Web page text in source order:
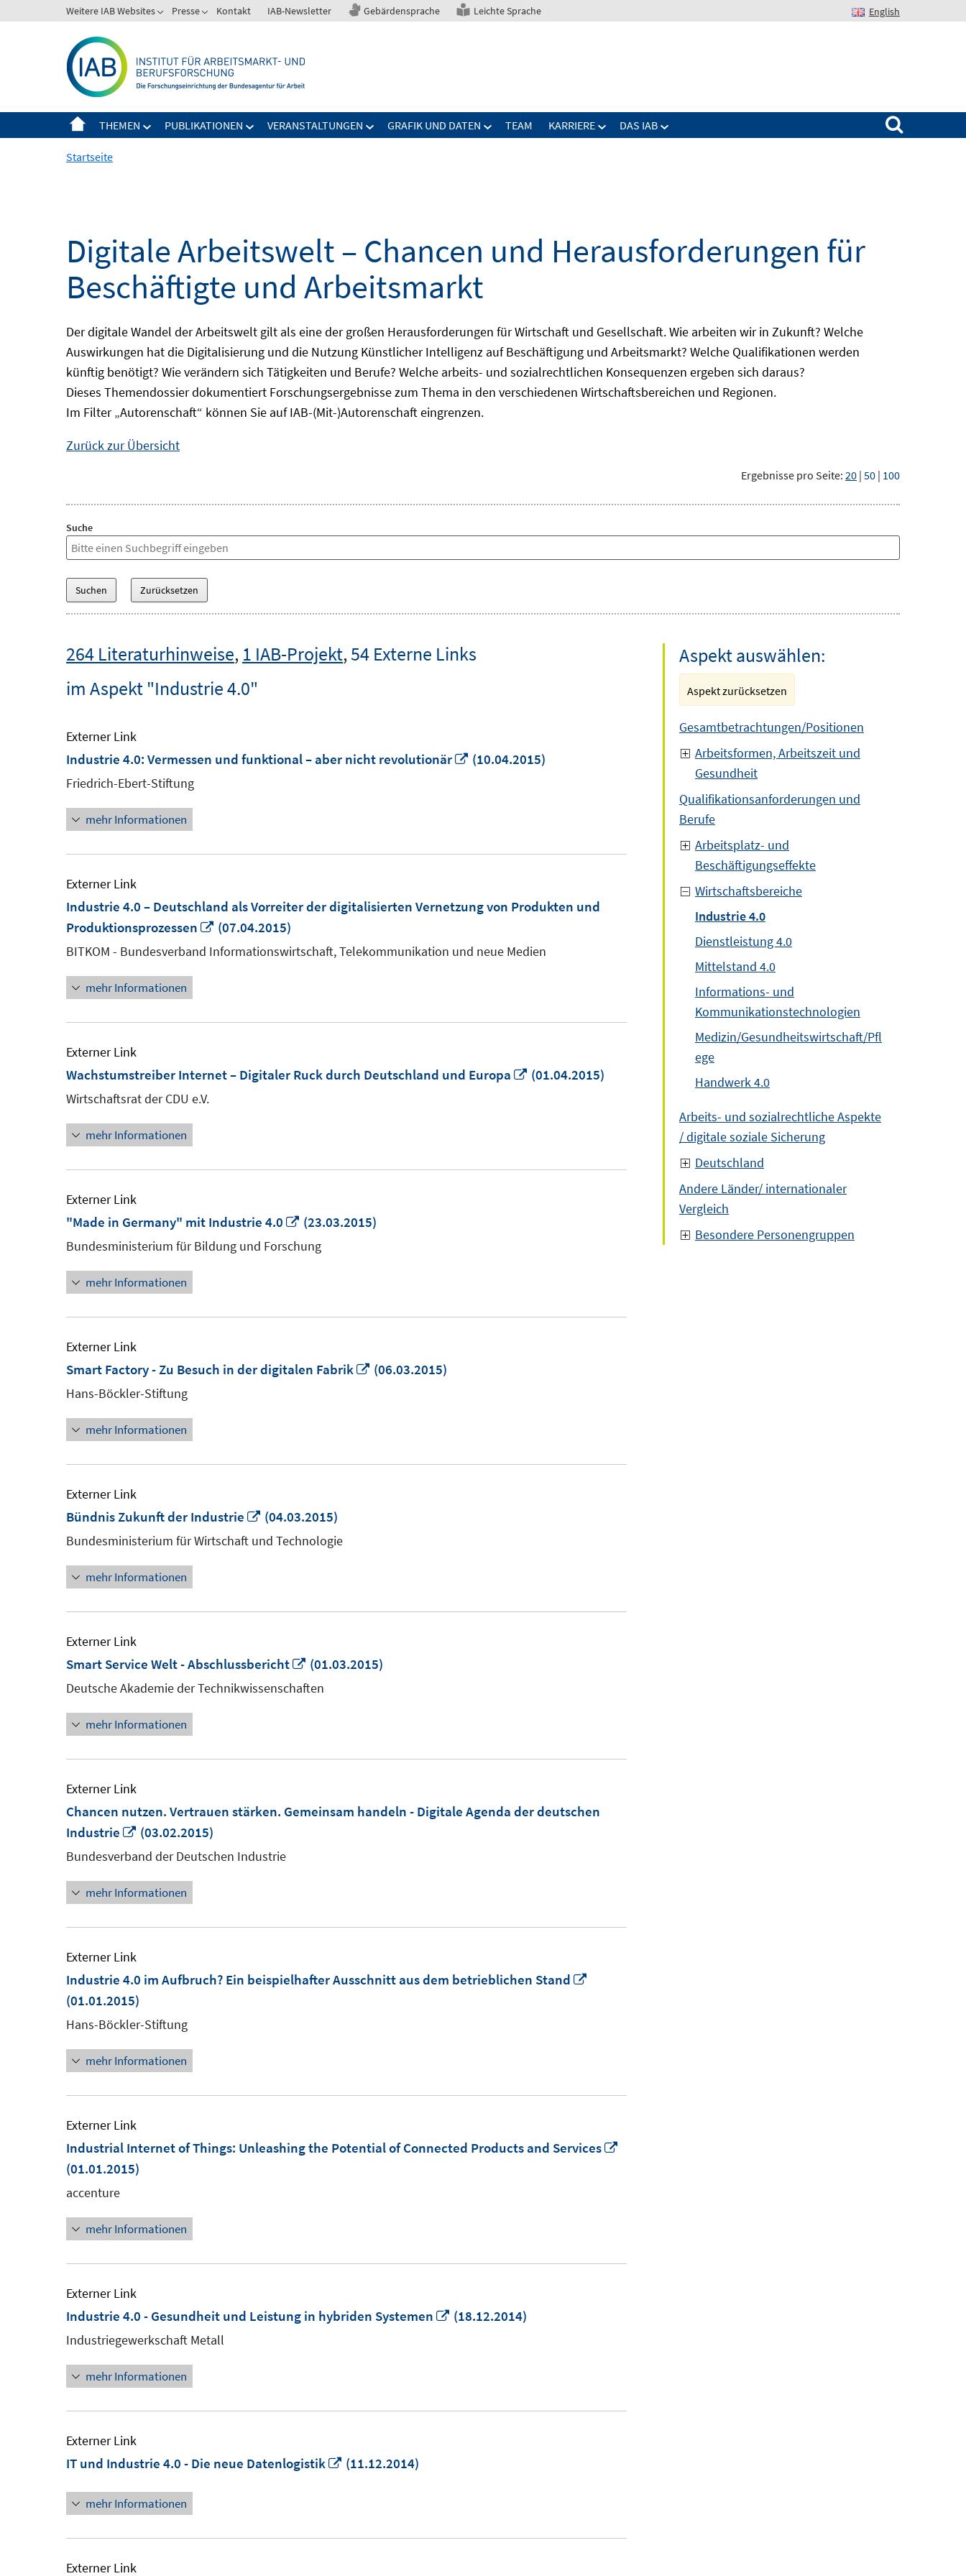
zum
Weitere IAB Websites Presse Kontakt IAB-Newsletter Gebärdensprache Leichte Sprache English
THEMEN PUBLIKATIONEN VERANSTALTUNGEN GRAFIK UND DATEN TEAM KARRIERE DAS IAB
Suchen nach:
Startseite
Digitale Arbeitswelt – Chancen und Herausforderungen für
Beschäftigte und Arbeitsmarkt
Der digitale Wandel der Arbeitswelt gilt als eine der großen Herausforderungen für Wirtschaft und Gesellschaft. Wie arbeiten wir in Zukunft? Welche
Auswirkungen hat die Digitalisierung und die Nutzung Künstlicher Intelligenz auf Beschäftigung und Arbeitsmarkt? Welche Qualifikationen werden
künftig benötigt? Wie verändern sich Tätigkeiten und Berufe? Welche arbeits- und sozialrechtlichen Konsequenzen ergeben sich daraus?
Dieses Themendossier dokumentiert Forschungsergebnisse zum Thema in den verschiedenen Wirtschaftsbereichen und Regionen.
Im Filter „Autorenschaft“ können Sie auf IAB-(Mit-)Autorenschaft eingrenzen.
Zurück zur Übersicht
Ergebnisse pro Seite: 20 | 50 | 100
Suche
264 Literaturhinweise, 1 IAB-Projekt,54 Externe Links
im Aspekt "Industrie 4.0"
Externer Link
Industrie 4.0: Vermessen und funktional – aber nicht revolutionär
In
(10.04.2015)
Friedrich-Ebert-Stiftung
mehr Informationen
Externer Link
Industrie 4.0 – Deutschland als Vorreiter der digitalisierten Vernetzung von Produkten und
Produktionsprozessen
In
neuem
(07.04.2015)
BITKOM - Bundesverband Informationswirtschaft, Telekommunikation und neue Medien
mehr Informationen
Externer Link
Wachstumstreiber Internet – Digitaler Ruck durch Deutschland und Europa
In
(01.04.2015)
Wirtschaftsrat der CDU e.V.
mehr Informationen
Externer Link
"Made in Germany" mit Industrie 4.0
In
neuem
(23.03.2015)
Bundesministerium für Bildung und Forschung
mehr Informationen
Externer Link
Smart Factory - Zu Besuch in der digitalen Fabrik
In
(06.03.2015)
Hans-Böckler-Stiftung
mehr Informationen
Externer Link
Bündnis Zukunft der Industrie
In
neuem
(04.03.2015)
Bundesministerium für Wirtschaft und Technologie
mehr Informationen
Externer Link
Smart Service Welt - Abschlussbericht
In
neuem
(01.03.2015)
Deutsche Akademie der Technikwissenschaften
mehr Informationen
Externer Link
Chancen nutzen. Vertrauen stärken. Gemeinsam handeln - Digitale Agenda der deutschen
Industrie
In
neuem
öffnen
(03.02.2015)
Bundesverband der Deutschen Industrie
mehr Informationen
Externer Link
Industrie 4.0 im Aufbruch? Ein beispielhafter Ausschnitt aus dem betrieblichen Stand
(01.01.2015)
Hans-Böckler-Stiftung
mehr Informationen
Externer Link
Industrial Internet of Things: Unleashing the Potential of Connected Products and Services
(01.01.2015)
accenture
mehr Informationen
Externer Link
Industrie 4.0 - Gesundheit und Leistung in hybriden Systemen
In
(18.12.2014)
Industriegewerkschaft Metall
mehr Informationen
Externer Link
IT und Industrie 4.0 - Die neue Datenlogistik
In
(11.12.2014)
mehr Informationen
Externer Link
Aspekt auswählen:
Aspekt zurücksetzen
Gesamtbetrachtungen/Positionen
Arbeitsformen, Arbeitszeit und
Gesundheit
Qualifikationsanforderungen und
Berufe
Arbeitsplatz- und
Beschäftigungseffekte
Wirtschaftsbereiche
Industrie 4.0
Dienstleistung 4.0
Mittelstand 4.0
Informations- und
Kommunikationstechnologien
Medizin/Gesundheitswirtschaft/Pfl
ege
Handwerk 4.0
Arbeits- und sozialrechtliche Aspekte
/ digitale soziale Sicherung
Deutschland
Andere Länder/ internationaler
Vergleich
Besondere Personengruppen